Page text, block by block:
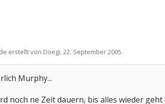
erstellt von Doegi,22. September 2005.
Murphy...
noch ne Zeit dauern, bis alles wieder geht